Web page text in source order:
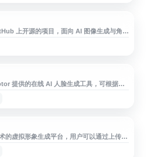
上开源的项目，面向 AI 图像生成与角色
型使用说明和示例资源。该项目适合关注
及多模态内容生成的开发者、研究者和创
提供的在线 AI 人脸生成工具，可根据文
像与面部图像，适用于社交媒体头像、创意
。用户可在浏览器中使用相关 AI 图像功
的虚拟形象生成平台，用户可以通过上传照
拟形象。该平台利用深度学习算法，能够将
拟角色，包括动漫风格、3D 渲染、艺术画